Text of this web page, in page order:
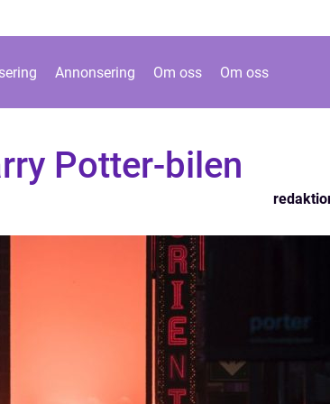
Annonsering Om oss Om oss
Potter-bilen